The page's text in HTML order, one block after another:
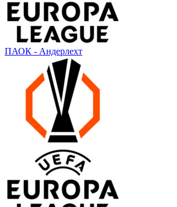
ПАОК - Андерлехт